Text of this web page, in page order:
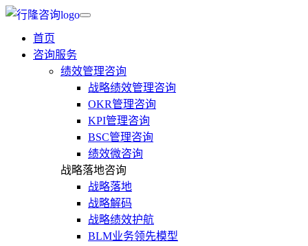
首页
咨询服务
绩效管理咨询
战略绩效管理咨询
OKR管理咨询
KPI管理咨询
BSC管理咨询
绩效微咨询
战略落地咨询
战略落地
战略解码
战略绩效护航
BLM业务领先模型